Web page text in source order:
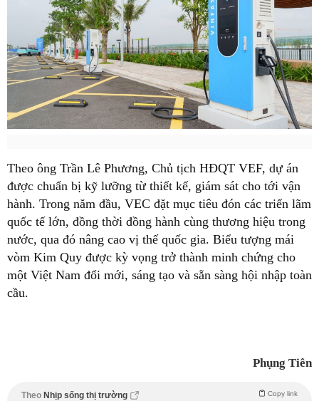
Theo ông Trần Lê Phương, Chủ tịch HĐQT VEF, dự án
được chuẩn bị kỹ lưỡng từ thiết kế, giám sát cho tới vận
hành. Trong năm đầu, VEC đặt mục tiêu đón các triển lãm
quốc tế lớn, đồng thời đồng hành cùng thương hiệu trong
nước, qua đó nâng cao vị thế quốc gia. Biểu tượng mái
vòm Kim Quy được kỳ vọng trở thành minh chứng cho
một Việt Nam đổi mới, sáng tạo và sẵn sàng hội nhập toàn
cầu.
Phụng Tiên
Theo Nhịp sống thị trường Copy link